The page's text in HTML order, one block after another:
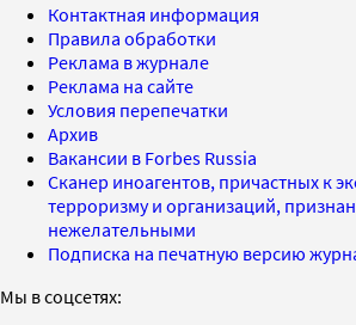
Контактная информация
Правила обработки
Реклама в журнале
Реклама на сайте
Условия перепечатки
Архив
Вакансии в Forbes Russia
Сканер иноагентов, причастных к
терроризму и организаций,
нежелательными
Подписка на печатную версию
Мы в соцсетях: